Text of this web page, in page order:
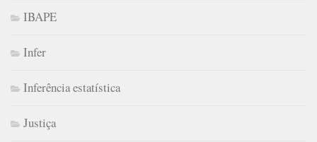
IBAPE
Infer
Inferência estatística
Justiça